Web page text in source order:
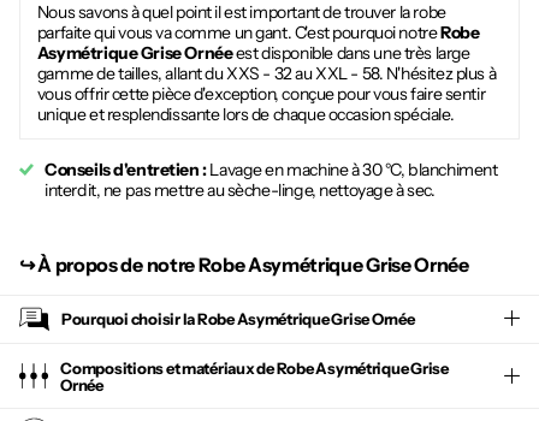
Nous savons à quel point il est important de trouver la robe
parfaite qui vous va comme un gant. C'est pourquoi notreRobe
Asymétrique Grise Ornéeest disponible dans une très large
gamme de tailles, allant du XXS - 32 au XXL - 58. N'hésitez plus à
vous offrir cette pièce d'exception, conçue pour vous faire sentir
unique et resplendissante lors de chaque occasion spéciale.
Conseils d'entretien :Lavage en machine à 30 °C, blanchiment
interdit, ne pas mettre au sèche-linge, nettoyage à sec.
↪︎À propos de notre Robe Asymétrique Grise Ornée
Pourquoi choisir laRobe Asymétrique Grise Ornée
Compositions et matériaux de Robe Asymétrique Grise
Ornée